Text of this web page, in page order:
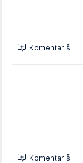
Komentariši
Komentariši